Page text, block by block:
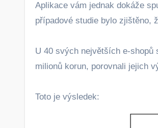
Aplikace vám jednak dokáže
případové studie bylo zjištěno,
U 40 svých největších e-
milionů korun, porovnali jejich
Toto je výsledek: